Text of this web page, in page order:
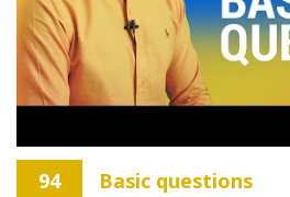
94 Basic questions